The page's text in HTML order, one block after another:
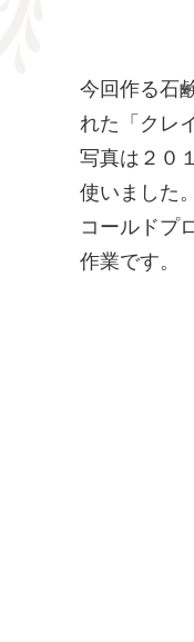
今回作る石
れた「クレ
写真は２０
使いました
コールドプ
作業です。